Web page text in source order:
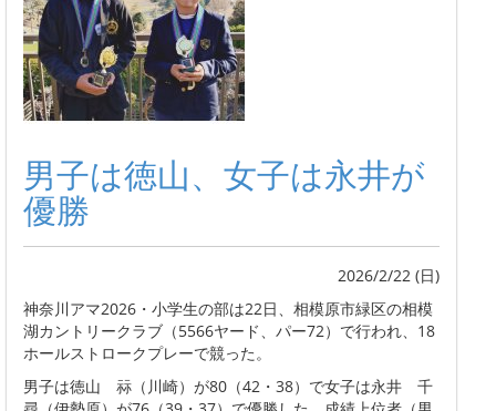
男子は徳山、女子は永井が
優勝
2026/2/22 (日)
神奈川アマ2026・小学生の部は22日、相模原市緑区の相模
湖カントリークラブ（5566ヤード、パー72）で行われ、18
ホールストロークプレーで競った。
男子は徳山 祘（川崎）が80（42・38）で女子は永井 千